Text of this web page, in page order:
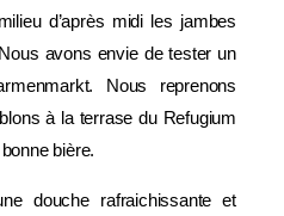
d’après midi les jambes
avons envie de tester un
Nous reprenons
à la terrase du Refugium
bière.
douche rafraichissante et